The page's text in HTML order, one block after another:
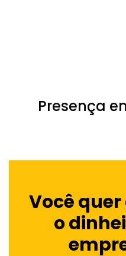
Presença
Você
o